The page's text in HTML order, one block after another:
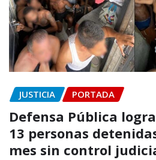
JUSTICIA PORTADA
Defensa Pública
13 personas
mes sin control